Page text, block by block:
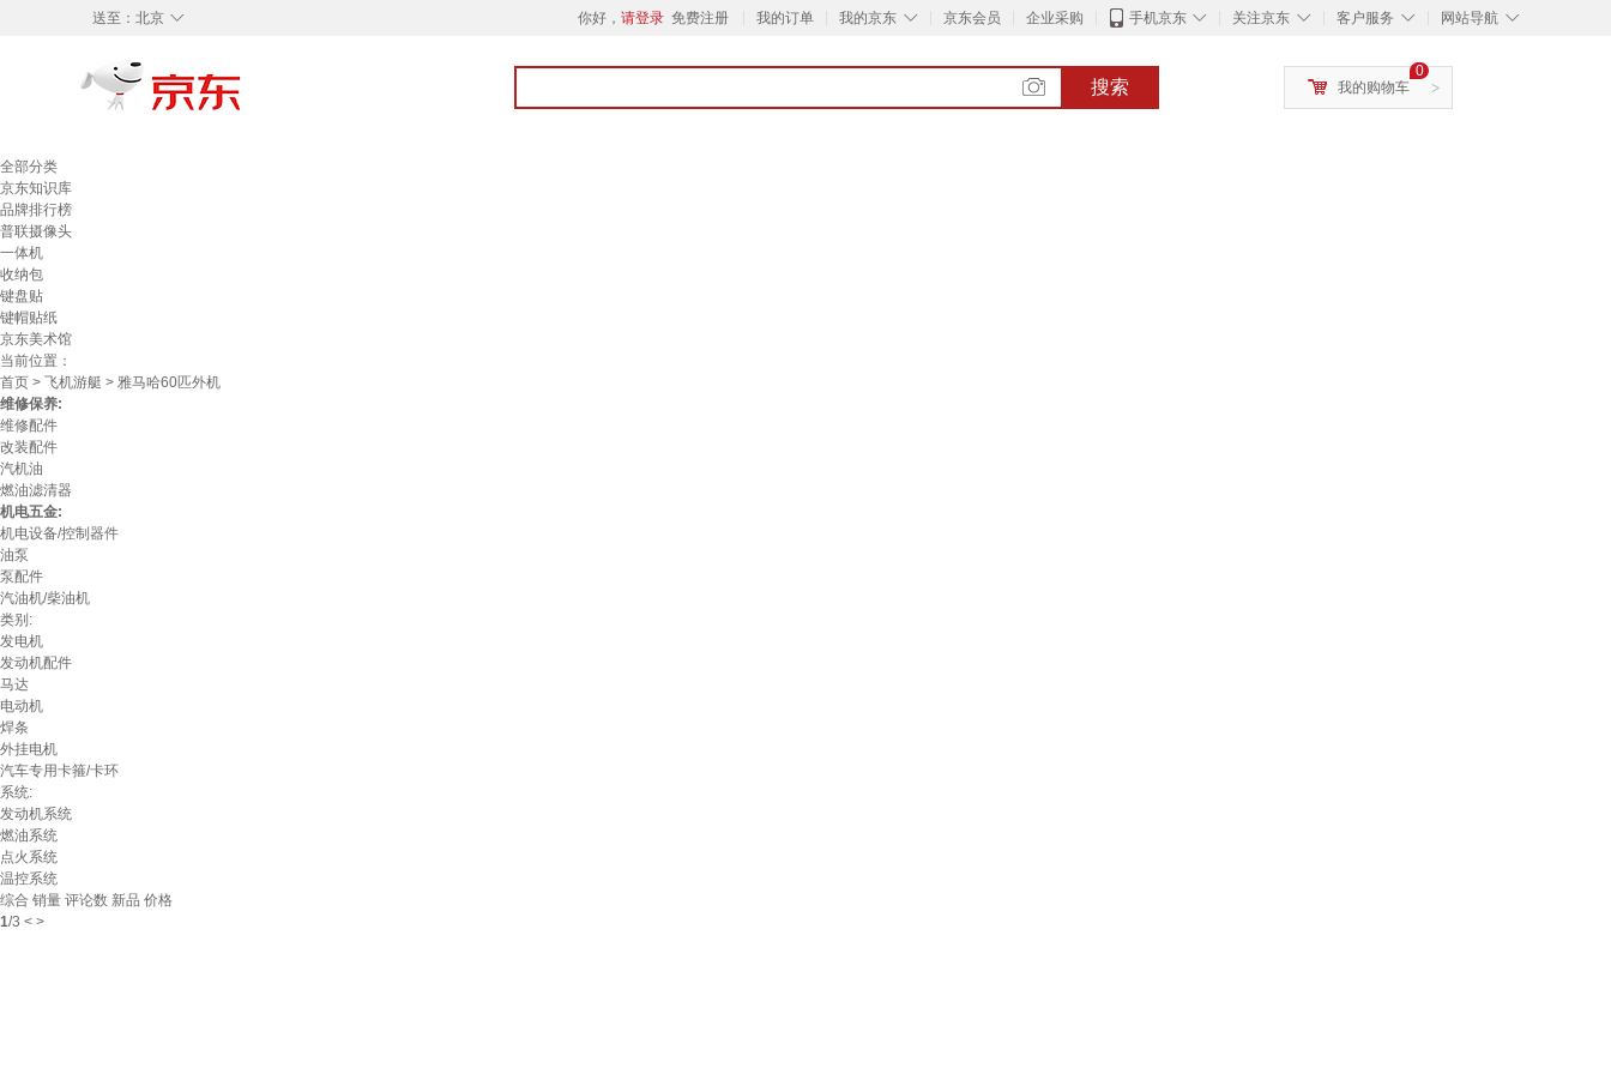
◇
送至： 北京 你好， 请登录 免费注册 我的订单 ◇
我的京东 京东会员 企业采购 ◇
手机京东 ◇
关注京东 ◇
客户服务 ◇
网站导航
搜索 >
0
我的购物车
全部分类
京东知识库
品牌排行榜
普联摄像头
一体机
收纳包
键盘贴
键帽贴纸
京东美术馆
当前位置：
首页 > 飞机游艇 > 雅马哈60匹外机
维修保养:
维修配件
改装配件
汽机油
燃油滤清器
机电五金:
机电设备/控制器件
油泵
泵配件
汽油机/柴油机
类别:
发电机
发动机配件
马达
电动机
焊条
外挂电机
汽车专用卡箍/卡环
系统:
发动机系统
燃油系统
点火系统
温控系统
综合 销量 评论数 新品 价格
1/3 < >